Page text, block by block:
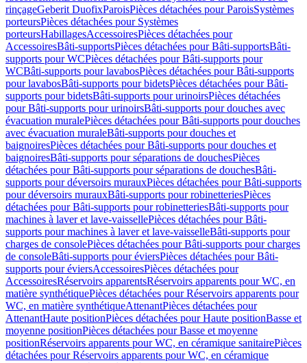
rinçageGeberit DuofixParoisPièces détachées pour ParoisSystèmes
porteursPièces détachées pour Systèmes
porteursHabillagesAccessoiresPièces détachées pour
AccessoiresBâti-supportsPièces détachées pour Bâti-supportsBâti-
supports pour WCPièces détachées pour Bâti-supports pour
WCBâti-supports pour lavabosPièces détachées pour Bâti-supports
pour lavabosBâti-supports pour bidetsPièces détachées pour Bâti-
supports pour bidetsBâti-supports pour urinoirsPièces détachées
pour Bâti-supports pour urinoirsBâti-supports pour douches avec
évacuation muralePièces détachées pour Bâti-supports pour douches
avec évacuation muraleBâti-supports pour douches et
baignoiresPièces détachées pour Bâti-supports pour douches et
baignoiresBâti-supports pour séparations de douchesPièces
détachées pour Bâti-supports pour séparations de douchesBâti-
supports pour déversoirs murauxPièces détachées pour Bâti-supports
pour déversoirs murauxBâti-supports pour robinetteriesPièces
détachées pour Bâti-supports pour robinetteriesBâti-supports pour
machines à laver et lave-vaissellePièces détachées pour Bâti-
supports pour machines à laver et lave-vaisselleBâti-supports pour
charges de consolePièces détachées pour Bâti-supports pour charges
de consoleBâti-supports pour éviersPièces détachées pour Bâti-
supports pour éviersAccessoiresPièces détachées pour
AccessoiresRéservoirs apparentsRéservoirs apparents pour WC, en
matière synthétiquePièces détachées pour Réservoirs apparents pour
WC, en matière synthétiqueAttenantPièces détachées pour
AttenantHaute positionPièces détachées pour Haute positionBasse et
moyenne positionPièces détachées pour Basse et moyenne
positionRéservoirs apparents pour WC, en céramique sanitairePièces
détachées pour Réservoirs apparents pour WC, en céramique